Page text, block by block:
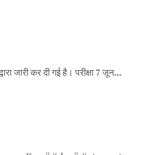
जारी कर दी गई है। परीक्षा 7 जून...